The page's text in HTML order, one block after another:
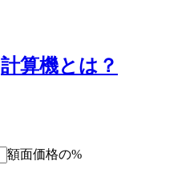
計算機とは？
額面価格の%